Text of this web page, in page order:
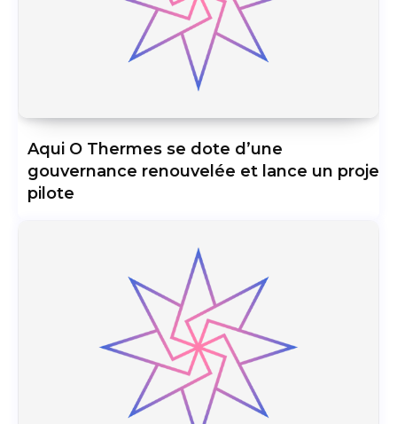
Aqui O Thermes se dote d’une
gouvernance renouvelée et lance un projet
pilote